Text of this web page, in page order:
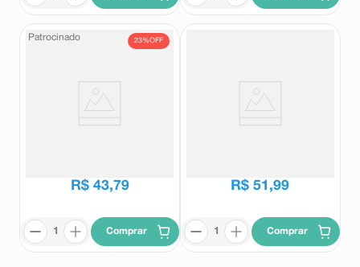
Patrocinado 23%OFF
Condicionador Pantene Pro-V
R$ 43,79
Comprar
Sérum Leave-in Pantene Força e
R$ 51 ,99
Comprar